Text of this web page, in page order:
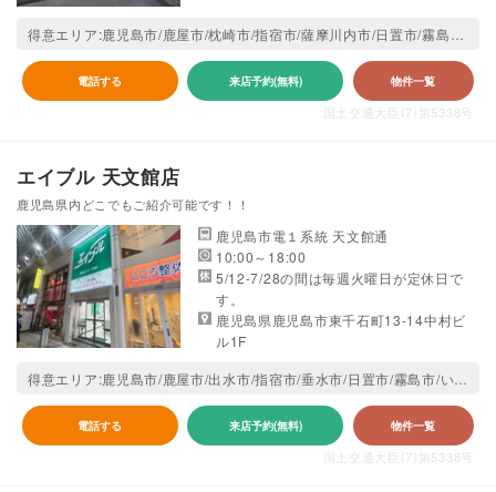
得意エリア:鹿児島市/鹿屋市/枕崎市/指宿市/薩摩川内市/日置市/霧島市/南さつま市/南九州市/姶良市
電話する 来店予約(無料) 物件一覧
国土交通大臣(7)第5338号
エイブル 天文館店
鹿児島県内どこでもご紹介可能です！！
鹿児島市電１系統 天文館通
10:00～18:00
5/12-7/28の間は毎週火曜日が定休日で
す。
鹿児島県鹿児島市東千石町13-14中村ビ
ル1F
得意エリア:鹿児島市/鹿屋市/出水市/指宿市/垂水市/日置市/霧島市/いちき串木野市/南九州市/姶良市
電話する 来店予約(無料) 物件一覧
国土交通大臣(7)第5338号